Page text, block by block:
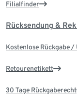
Filialfinder
Rücksendung &
Kostenlose Rückgabe /
Retourenetikett
30 Tage Rückgaberecht